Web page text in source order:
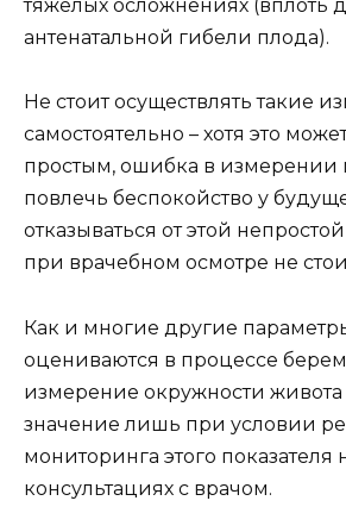
тяжёлых осложнениях (вплоть
антенатальной гибели плода).
Не стоит осуществлять такие
самостоятельно – хотя это
простым, ошибка в измерении
повлечь беспокойство у
отказываться от этой
при врачебном осмотре не
Как и многие другие
оцениваются в процессе
измерение окружности
значение лишь при условии
мониторинга этого показателя
консультациях с врачом.